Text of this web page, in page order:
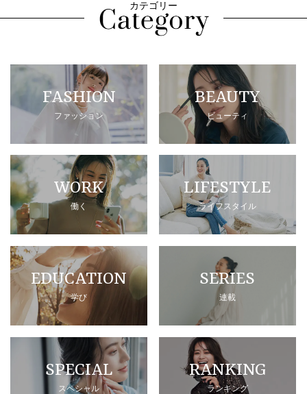
カテゴリー
FASHION
ファッション
BEAUTY
ビューティ
WORK
働く
LIFESTYLE
ライフスタイル
EDUCATION
学び
SERIES
連載
SPECIAL
スペシャル
RANKING
ランキング